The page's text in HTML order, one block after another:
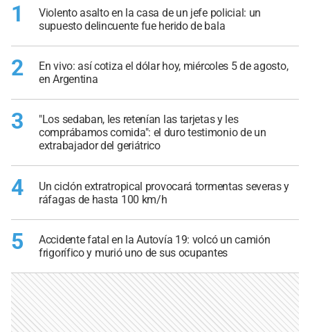
1
Violento asalto en la casa de un jefe policial: un
supuesto delincuente fue herido de bala
2
En vivo: así cotiza el dólar hoy, miércoles 5 de agosto,
en Argentina
3
"Los sedaban, les retenían las tarjetas y les
comprábamos comida": el duro testimonio de un
extrabajador del geriátrico
4
Un ciclón extratropical provocará tormentas severas y
ráfagas de hasta 100 km/h
5
Accidente fatal en la Autovía 19: volcó un camión
frigorífico y murió uno de sus ocupantes